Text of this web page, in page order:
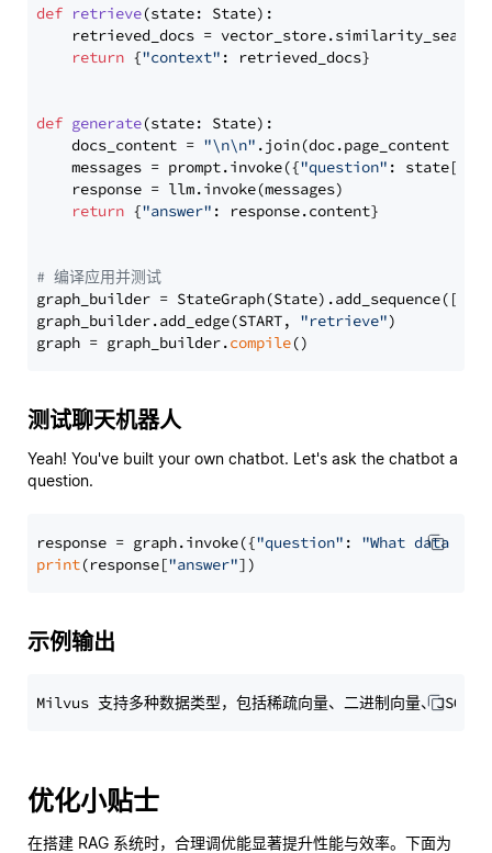
def retrieve(state: State):
retrieved_docs =
return {"context" : retrieved_docs}
def generate(state: State):
    docs_content =
"\n\n" .join(doc.page_content
    messages = prompt.invoke({
"question" : state[
    response = llm.invoke(messages)
return {"answer" : response.content}
# 编译应用并测试
graph_builder =
graph_builder.add_edge(START, "retrieve")
graph = graph_builder.compile
测试聊天机器人
Yeah! You've built your own chatbot. Let's ask the chatbot a
question.
response = graph.invoke({"question" : "What data
print(response["answer"
示例输出
优化小贴士
在搭建 RAG 系统时，合理调优能显著提升性能与效率。下面为